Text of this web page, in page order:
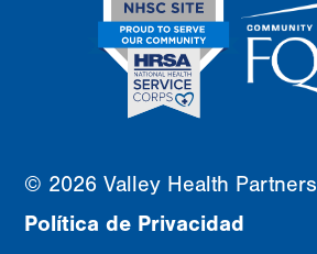
© 2026 Valley Health Partners
Política de Privacidad